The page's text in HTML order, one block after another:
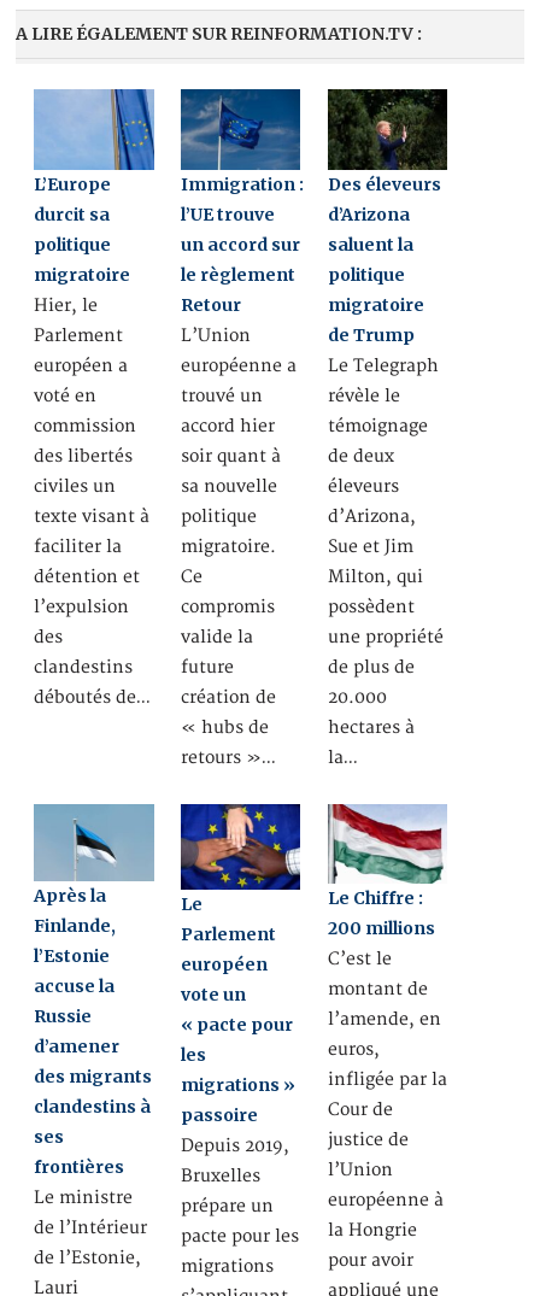
A LIRE ÉGALEMENT SUR REINFORMATION.TV :
L’Europe
durcit sa
politique
migratoire
Hier, le
Parlement
européen a
voté en
commission
des libertés
civiles un
texte visant à
faciliter la
détention et
l’expulsion
des
clandestins
déboutés de…
Immigration :
l’UE trouve
un accord sur
le règlement
Retour
L’Union
européenne a
trouvé un
accord hier
soir quant à
sa nouvelle
politique
migratoire.
Ce
compromis
valide la
future
création de
« hubs de
retours »…
Des éleveurs
d’Arizona
saluent la
politique
migratoire
de Trump
Le Telegraph
révèle le
témoignage
de deux
éleveurs
d’Arizona,
Sue et Jim
Milton, qui
possèdent
une propriété
de plus de
20.000
hectares à
la…
Après la
Finlande,
l’Estonie
accuse la
Russie
d’amener
des migrants
clandestins à
ses
frontières
Le ministre
de l’Intérieur
de l’Estonie,
Lauri
Le
Parlement
européen
vote un
« pacte pour
les
migrations »
passoire
Depuis 2019,
Bruxelles
prépare un
pacte pour les
migrations
Le Chiffre :
200 millions
C’est le
montant de
l’amende, en
euros,
infligée par la
Cour de
justice de
l’Union
européenne à
la Hongrie
pour avoir
appliqué une